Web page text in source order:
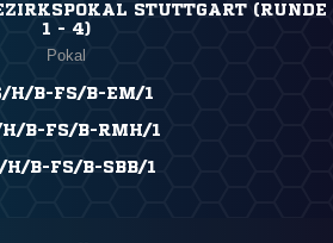
STUTTGART (RUNDE
1 - 4)
Pokal
H/B-FS/B-EM/1
H/B-FS/B-RMH/1
H/B-FS/B-SBB/1